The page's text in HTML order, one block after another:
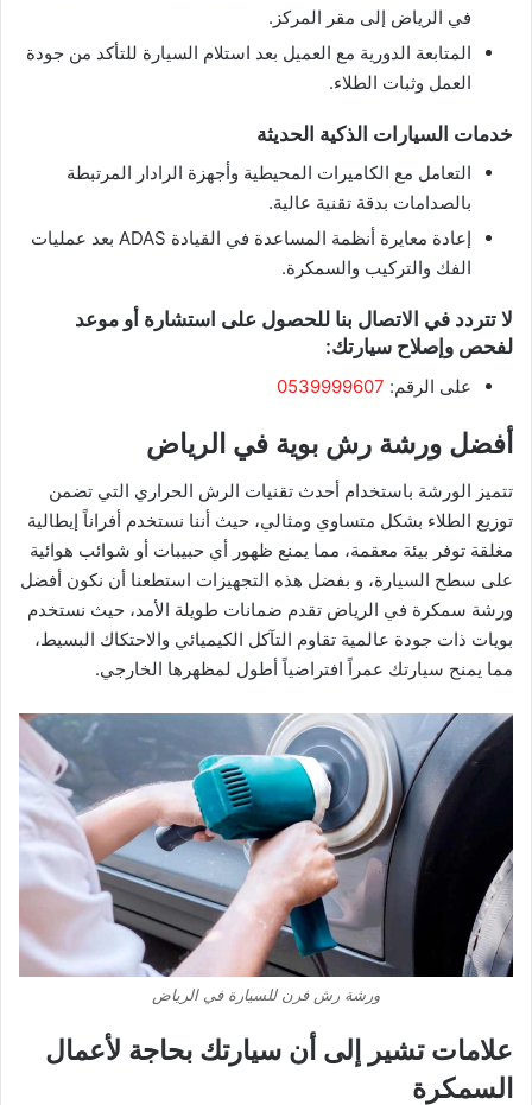
في الرياض إلى مقر المركز.
​المتابعة الدورية مع العميل بعد استلام السيارة للتأكد من جودة
العمل وثبات الطلاء.
​خدمات السيارات الذكية الحديثة
​التعامل مع الكاميرات المحيطية وأجهزة الرادار المرتبطة
بالصدامات بدقة تقنية عالية.
​إعادة معايرة أنظمة المساعدة في القيادة ADAS بعد عمليات
الفك والتركيب والسمكرة.
​لا تتردد في الاتصال بنا للحصول على استشارة أو موعد
لفحص وإصلاح سيارتك:
على الرقم: 0539999607
​أفضل ورشة رش بوية في الرياض
​تتميز الورشة باستخدام أحدث تقنيات الرش الحراري التي تضمن
توزيع الطلاء بشكل متساوي ومثالي، حيث أننا نستخدم أفراناً إيطالية
مغلقة توفر بيئة معقمة، مما يمنع ظهور أي حبيبات أو شوائب هوائية
على سطح السيارة، و بفضل هذه التجهيزات استطعنا أن نكون أفضل
ورشة سمكرة في الرياض تقدم ضمانات طويلة الأمد، حيث نستخدم
بويات ذات جودة عالمية تقاوم التآكل الكيميائي والاحتكاك البسيط،
مما يمنح سيارتك عمراً افتراضياً أطول لمظهرها الخارجي.
ورشة رش فرن للسيارة في الرياض
​علامات تشير إلى أن سيارتك بحاجة لأعمال
السمكرة